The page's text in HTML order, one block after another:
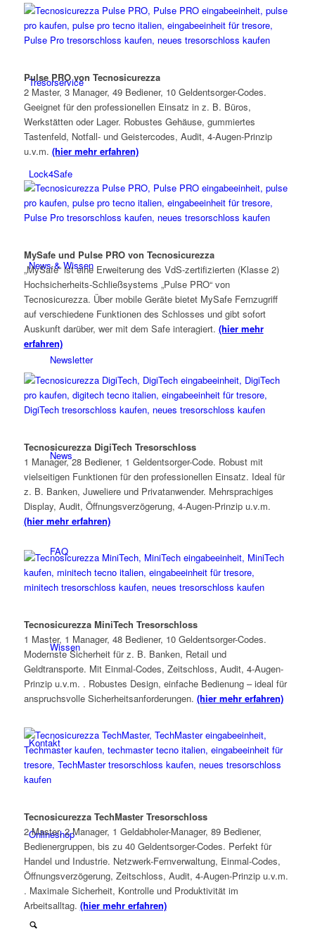
Tresorservice
Lock4Safe
News & Wissen
Newsletter
News
FAQ
Wissen
Kontakt
Onlineshop
Pulse PRO von Tecnosicurezza
2 Master, 3 Manager, 49 Bediener, 10 Geldentsorger-Codes.
Geeignet für den professionellen Einsatz in z. B. Büros,
Werkstätten oder Lager. Robustes Gehäuse, gummiertes
Tastenfeld, Notfall- und Geistercodes, Audit, 4-Augen-Prinzip
u.v.m. (hier mehr erfahren)
MySafe und Pulse PRO von Tecnosicurezza
„MySafe“ ist eine Erweiterung des VdS-zertifizierten (Klasse 2)
Hochsicherheits-Schließsystems „Pulse PRO“ von
Tecnosicurezza. Über mobile Geräte bietet MySafe Fern­zugriff
auf verschiedene Funktionen des Schlosses und gibt sofort
Auskunft darüber, wer mit dem Safe interagiert. (hier mehr
erfahren)
Tecnosicurezza DigiTech Tresorschloss
1 Manager, 28 Bediener, 1 Geldentsorger-Code. Robust mit
vielseitigen Funktionen für den professionellen Einsatz. Ideal für
z. B. Banken, Juweliere und Privatanwender. Mehrsprachiges
Display, Audit, Öffnungsverzögerung, 4-Augen-Prinzip u.v.m.
(hier mehr erfahren)
Tecnosicurezza MiniTech Tresorschloss
1 Master, 1 Manager, 48 Bediener, 10 Geldentsorger-Codes.
Modernste Sicherheit für z. B. Banken, Retail und
Geldtransporte. Mit Einmal-Codes, Zeitschloss, Audit, 4-Augen-
Prinzip u.v.m. . Robustes Design, einfache Bedienung – ideal für
anspruchsvolle Sicherheitsanforderungen. (hier mehr erfahren)
Tecnosicurezza TechMaster Tresorschloss
2 Master, 2 Manager, 1 Geldabholer-Manager, 89 Bediener,
Bedienergruppen, bis zu 40 Geldentsorger-Codes. Perfekt für
Handel und Industrie. Netzwerk-Fernverwaltung, Einmal-Codes,
Öffnungsverzögerung, Zeitschloss, Audit, 4-Augen-Prinzip u.v.m.
. Maximale Sicherheit, Kontrolle und Produktivität im
Arbeitsalltag. (hier mehr erfahren)